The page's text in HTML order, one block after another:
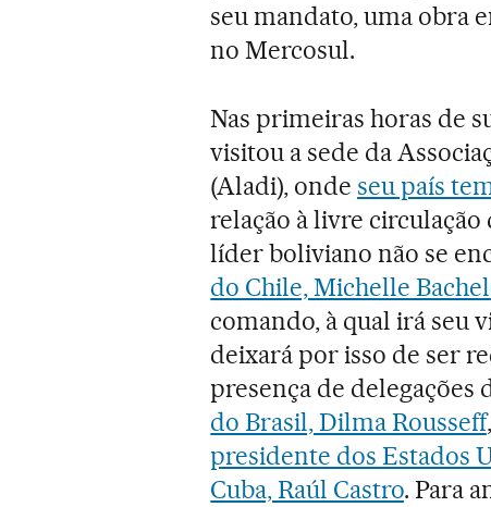
seu mandato, uma obra
no Mercosul.
Nas primeiras horas de
visitou a sede da
(Aladi), ondeseu país
relação à livre circulação
líder boliviano não se
do Chile, Michelle
comando, à qual irá seu
deixará por isso de ser
presença de
do Brasil, Dilma Rousseff
presidente dos Estados
Cuba, Raúl Castro. Para